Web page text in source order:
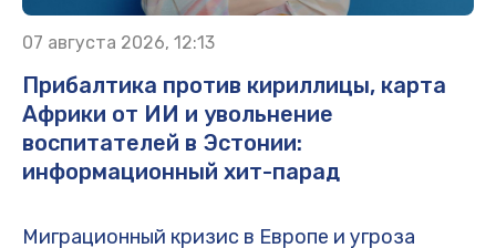
07 августа 2026, 12:13
Прибалтика против кириллицы, карта
Африки от ИИ и увольнение
воспитателей в Эстонии:
информационный хит-парад
Миграционный кризис в Европе и угроза